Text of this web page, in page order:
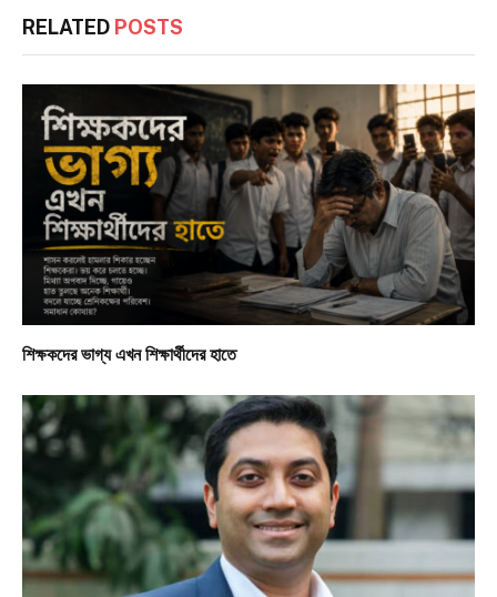
RELATED POSTS
শিক্ষকদের ভাগ্য এখন শিক্ষার্থীদের হাতে